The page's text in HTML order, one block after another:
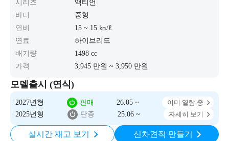
시리즈
액티언
바디
중형
연비
15 ~ 15 ㎞/ℓ
연료
하이브리드
배기량
1498 cc
가격
3,945 만원 ~ 3,950 만원
모델출시 (연식)
2027년형 판매 26.05 ~
이미 열람 중
2025년형
단종 25.06 ~ 자세히 보기
실시간 재고 보기 신차견적 만들기